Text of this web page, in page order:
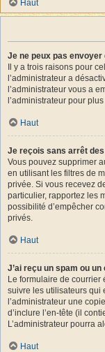
Haut
Je ne peux pas
Il y a trois raisons pour
l’administrateur a
l’administrateur vous a
l’administrateur pour
Haut
Je reçois sans arrêt
Vous pouvez supprimer
en utilisant les filtres de
privée. Si vous recevez
particulier, rapportez les
possibilité d’empêcher
privés.
Haut
J’ai reçu un spam ou
Le formulaire de courrier
suivre les utilisateurs qui
l’administrateur une
d’inclure l’en-tête (il
L’administrateur pourra
Haut